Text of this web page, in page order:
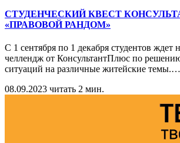
СТУДЕНЧЕСКИЙ КВЕСТ
«ПРАВОВОЙ РАНДОМ»
С 1 сентября по 1 декабря студентов ждет
челлендж от КонсультантПлюс по
ситуаций на различные житейские темы.…
08.09.2023 читать 2 мин.